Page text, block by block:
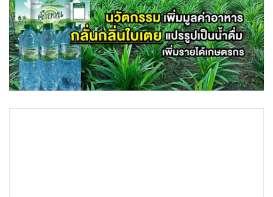
• Infographic
• การเมือง
• ท่องเที่ยว
• กีฬา
• ต่างประเทศ